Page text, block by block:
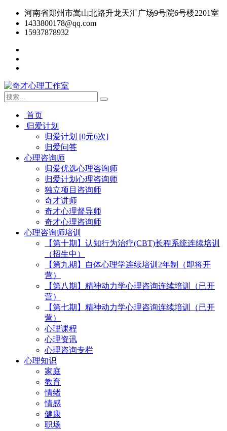
河南省郑州市嵩山北路升龙天汇广场9号院6号楼2201室
1433800178@qq.com
15937878932
首页
归爱计划
归爱计划 [0元6次]
归爱问答
心理咨询师
归爱优选心理咨询师
归爱计划心理咨询师
独立项目咨询师
奇才讲师
奇才心理督导师
奇才心理咨询师
心理咨询师培训
【第十期】认知行为治疗(CBT)长程系统连续培训
（招生中）
【第九期】自体心理学连续培训2年制（即将开
营）
【第八期】精神动力学心理咨询连续培训（已开
营）
【第七期】精神动力学心理咨询连续培训（已开
营）
心理课程
心理资讯
心理咨询专栏
心理知识
家庭
教育
情绪
情感
健康
职场